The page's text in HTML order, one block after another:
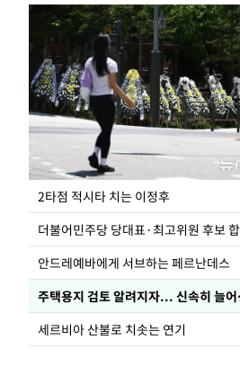
2타점 적시타 치는 이정후
안드레예바에게 서브하는 페르난데스
세르비아 산불로 치솟는 연기